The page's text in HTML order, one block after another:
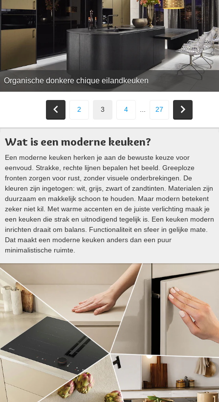
Organische donkere chique eilandkeuken
2 3 4 ... 27
Wat is een moderne keuken?
Een moderne keuken herken je aan de bewuste keuze voor
eenvoud. Strakke, rechte lijnen bepalen het beeld. Greeploze
fronten zorgen voor rust, zonder visuele onderbrekingen. De
kleuren zijn ingetogen: wit, grijs, zwart of zandtinten. Materialen zijn
duurzaam en makkelijk schoon te houden. Maar modern betekent
zeker niet kil. Met warme accenten en de juiste verlichting maak je
een keuken die strak en uitnodigend tegelijk is. Een keuken modern
inrichten draait om balans. Functionaliteit en sfeer in gelijke mate.
Dat maakt een moderne keuken anders dan een puur
minimalistische ruimte.